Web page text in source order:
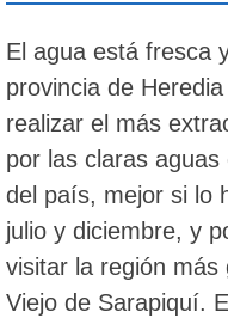
El agua está fresca
provincia de
realizar el más
por las claras
del país, mejor si lo
julio y diciembre, y
visitar la región
Viejo de Sarapiquí.